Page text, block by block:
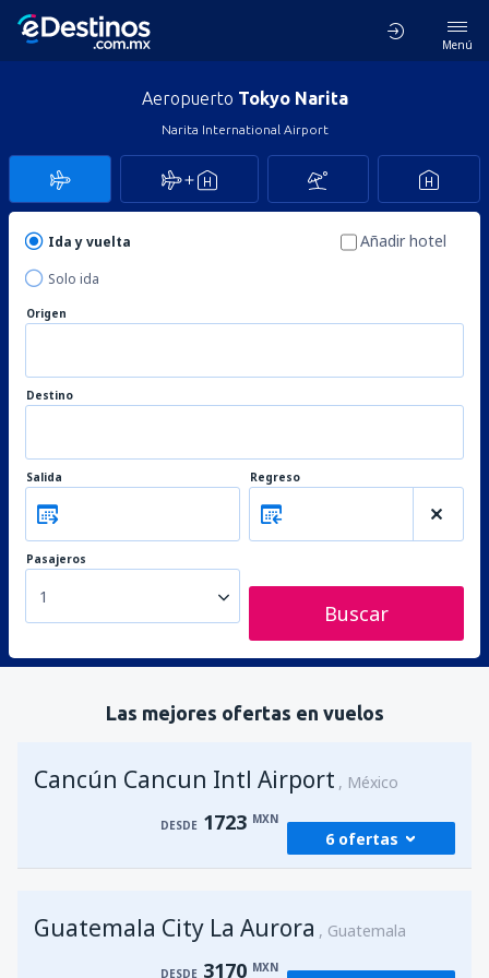
Menú
Aeropuerto Tokyo Narita
Narita International Airport
Ida y vuelta
Solo ida
Añadir hotel
Origen
Destino
Salida Regreso
Pasajeros
1
Buscar
Las mejores ofertas en vuelos
Cancún Cancun Intl Airport México
DESDE 1723 MXN
6 ofertas
México Benito Juárez (MEX)
1941
Guatemala City La Aurora Guatemala
DESDE 3170 MXN